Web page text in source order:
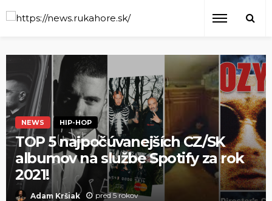
NEWS HIP-HOP
TOP 5 najpočúvanejších CZ/SK
albumov na službe Spotify za rok
2021!
Adam Kršiak pred 5 rokov